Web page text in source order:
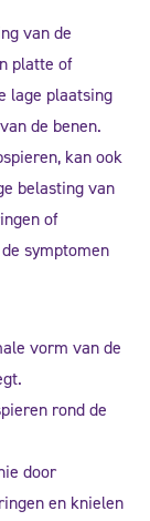
van de
platte of
lage plaatsing
de benen.
kan ook
belasting van
of
symptomen
vorm van de
rond de
door
en knielen